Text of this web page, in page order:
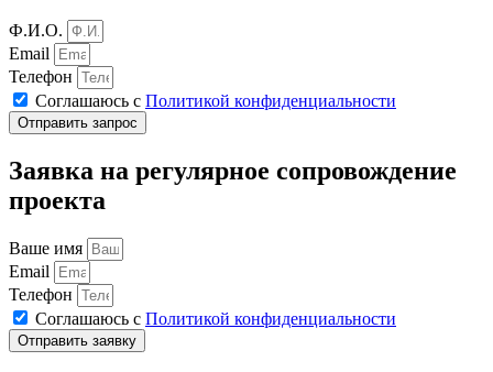
Ф.И.О.
Email
Телефон
Соглашаюсь с Политикой конфиденциальности
Отправить запрос
Заявка на регулярное сопровождение
проекта
Ваше имя
Email
Телефон
Соглашаюсь с Политикой конфиденциальности
Отправить заявку